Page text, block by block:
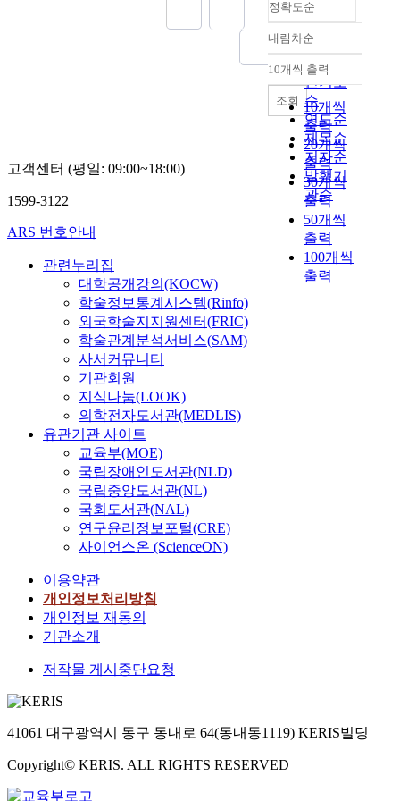
정확도순
정확도
순
인기도
순
연도순
제목순
저자순
발행기
관순
내림차순
내림차순
10개씩 출력
10개씩
출력
20개씩
출력
30개씩
출력
50개씩
출력
100개씩
출력
조회
고객센터 (평일: 09:00~18:00)
1599-3122
ARS 번호안내
관련누리집
대학공개강의(KOCW)
학술정보통계시스템(Rinfo)
외국학술지지원센터(FRIC)
학술관계분석서비스(SAM)
사서커뮤니티
기관회원
지식나눔(LOOK)
의학전자도서관(MEDLIS)
유관기관 사이트
교육부(MOE)
국립장애인도서관(NLD)
국립중앙도서관(NL)
국회도서관(NAL)
연구윤리정보포털(CRE)
사이언스온 (ScienceON)
이용약관
개인정보처리방침
개인정보 재동의
기관소개
저작물 게시중단요청
41061 대구광역시 동구 동내로 64(동내동1119) KERIS빌딩
Copyright© KERIS. ALL RIGHTS RESERVED